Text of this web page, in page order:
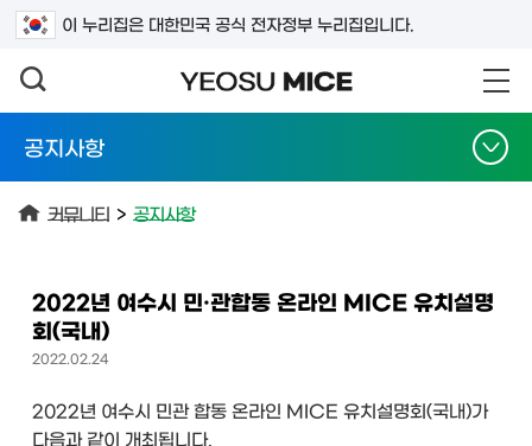
이 누리집은 대한민국 공식 전자정부 누리집입니다.
검색어를 입력하세요
공지사항
커뮤니티 > 공지사항
2022년 여수시 민·관합동 온라인 MICE 유치설명
회(국내)
2022.02.24
2022년 여수시 민관 합동 온라인 MICE 유치설명회(국내)가
다음과 같이 개최됩니다.